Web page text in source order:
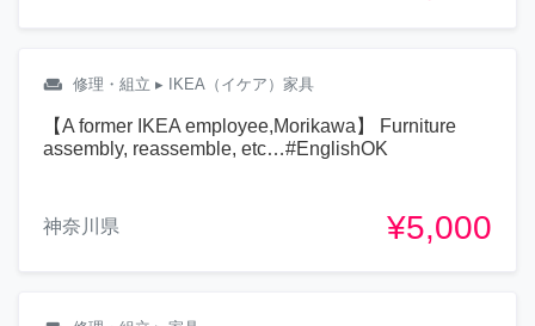
weekend 修理・組立 ▸ IKEA（イケア）家具
【A former IKEA employee,Morikawa】 Furniture
assembly, reassemble, etc…#EnglishOK
神奈川県 ¥5,000